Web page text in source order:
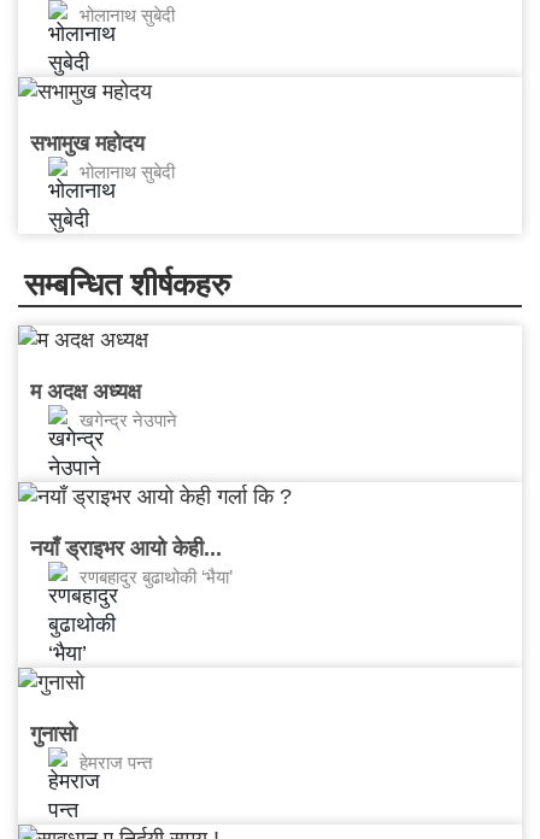
भोलानाथ सुबेदी
सभामुख महोदय
भोलानाथ सुबेदी
सम्बन्धित शीर्षकहरु
म अदक्ष अध्यक्ष
खगेन्द्र नेउपाने
नयाँ ड्राइभर आयो केही...
रणबहादुर बुढाथोकी ‘भैया’
गुनासो
हेमराज पन्त